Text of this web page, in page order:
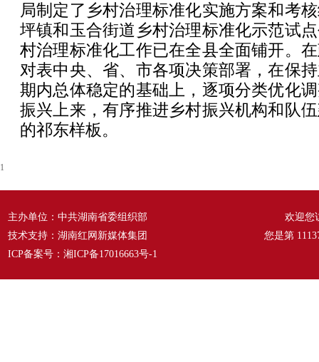
局制定了乡村治理标准化实施方案和考
坪镇和玉合街道乡村治理标准化示范试
村治理标准化工作已在全县全面铺开。
对表中央、省、市各项决策部署，在保
期内总体稳定的基础上，逐项分类优化
振兴上来，有序推进乡村振兴机构和队
的祁东样板。
1
主办单位：中共湖南省委组织部
技术支持：湖南红网新媒体集团
ICP备案号： 湘ICP备17016663号-1
欢迎您
您是第